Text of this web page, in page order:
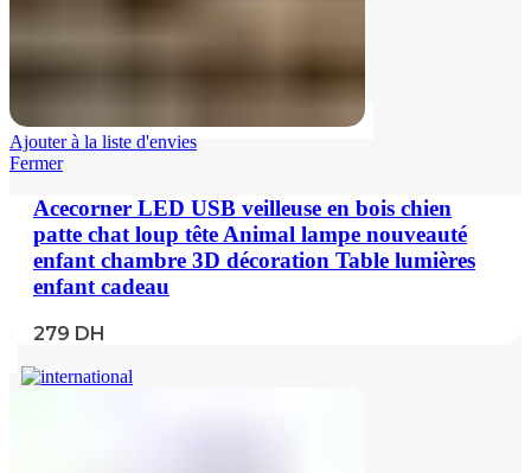
Ajouter à la liste d'envies
Fermer
Acecorner LED USB veilleuse en bois chien
patte chat loup tête Animal lampe nouveauté
enfant chambre 3D décoration Table lumières
enfant cadeau
279 DH